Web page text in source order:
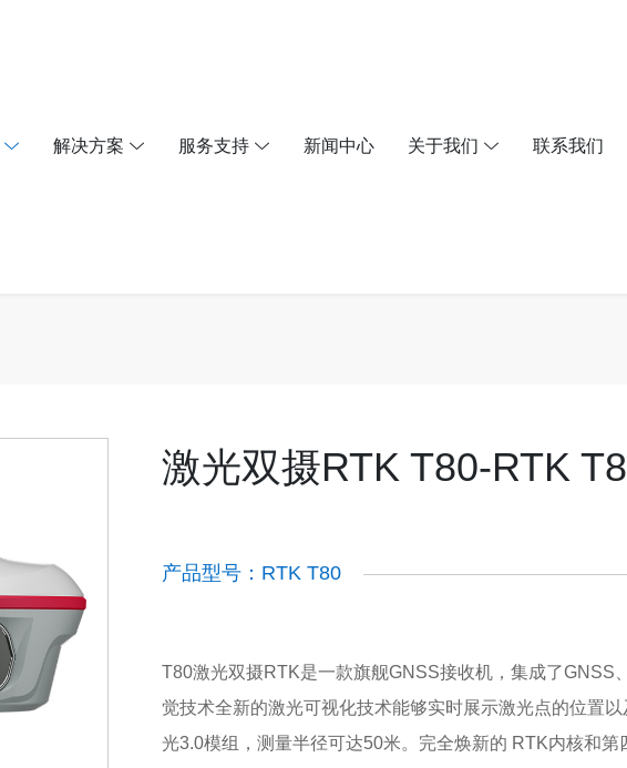
解决方案 服务支持 新闻中心 关于我们 联系我们
激光双摄RTK T80-RTK
产品型号：RTK T80
T80激光双摄RTK是一款旗舰GNSS接收机，集成了GNSS
觉技术全新的激光可视化技术能够实时展示激光点的位置
光3.0模组，测量半径可达50米。完全焕新的 RTK内核和第